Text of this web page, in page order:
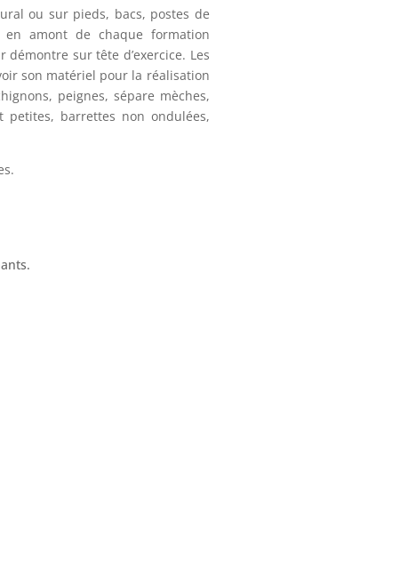
ou sur pieds, bacs, postes de
amont de chaque formation
sur tête d’exercice. Les
son matériel pour la réalisation
peignes, sépare mèches,
petites, barrettes non ondulées,